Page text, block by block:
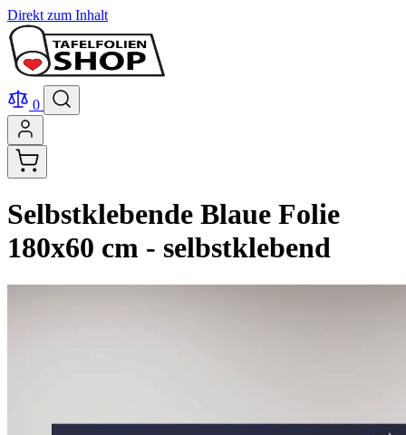
Direkt zum Inhalt
0
Selbstklebende Blaue Folie
180x60 cm - selbstklebend